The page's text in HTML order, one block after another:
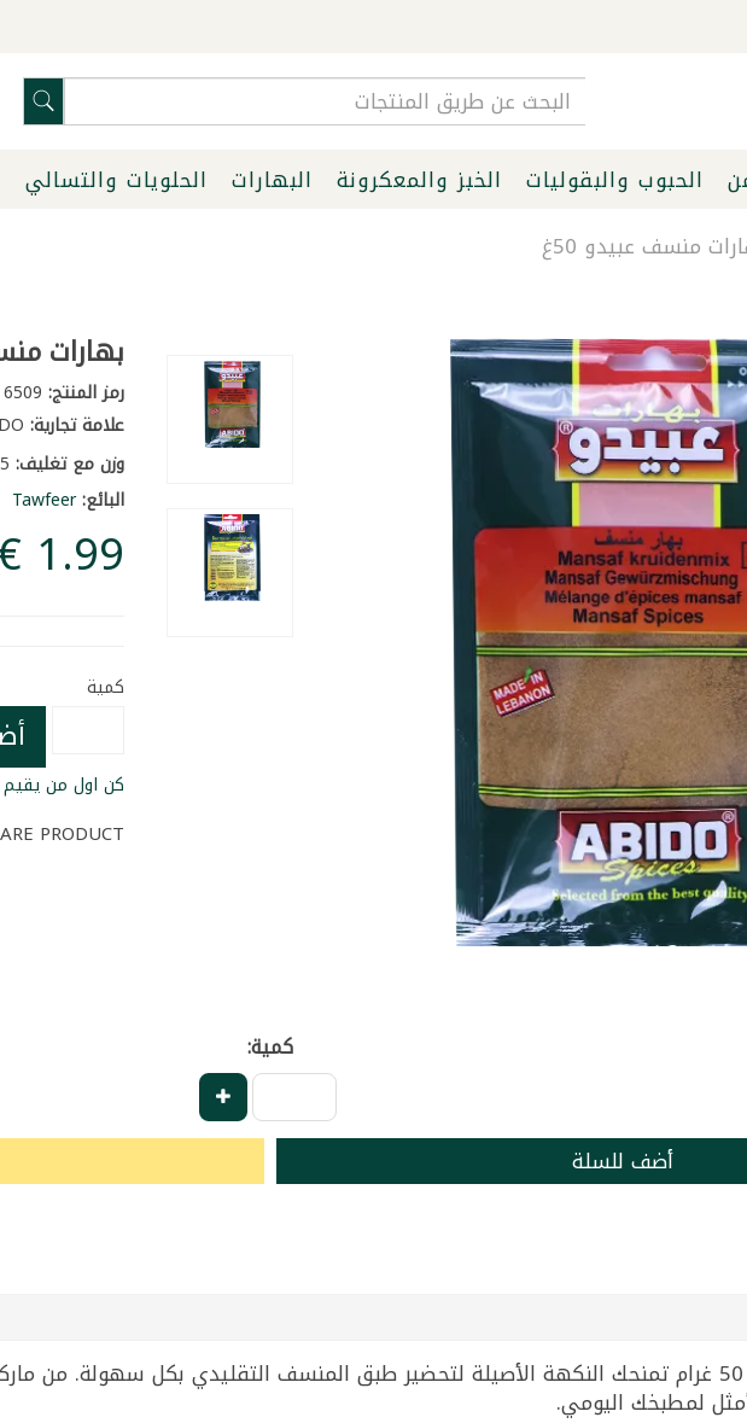
الحبوب والبقوليات الخبز والمعكرونة البهارات الحلويات والتسالي
منسف عبيدو 50غ
بهارات
رمز المنتج:6509
علامة تجارية:ABIDO
وزن مع تغليف:0.05 كغ
البائع:Tawfeer
كمية
كن اول من يقيم
PRODUCT
كمية:
أضف للسلة
بهارات منسف عبيدو 50 غرام تمنحك النكهة الأصيلة لتحضير طبق المنسف التقليدي بكل سهولة.
لمطبخك اليومي.